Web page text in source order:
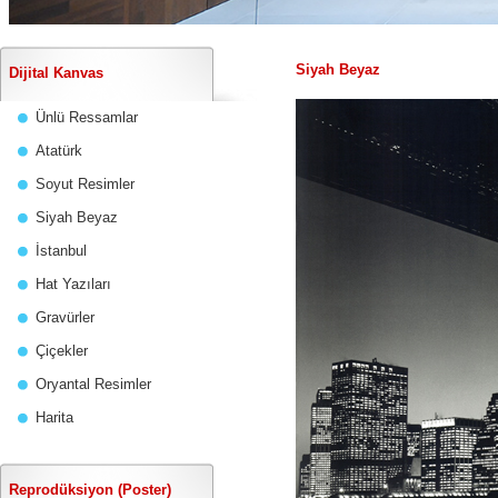
Dijital Kanvas
Ünlü Ressamlar
Atatürk
Soyut Resimler
Siyah Beyaz
İstanbul
Hat Yazıları
Gravürler
Çiçekler
Oryantal Resimler
Harita
Reprodüksiyon (Poster)
Siyah Beyaz